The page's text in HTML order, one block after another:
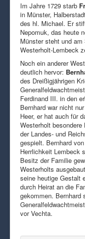
Im Jahre 1729 starb
in Münster,
des hl. Michael. Er
Nepomuk, das heute
Münster steht und
Westerholt-Lembeck
Noch ein anderer
deutlich hervor:
des Dreißigjährigen
Ferdinand III. in den
Bernhard war nicht
Heer, er hat auch für
Westerholt
der Landes- und
gespielt. Bernhard
Herrlichkeit Lembeck
Besitz der Familie
Westerholts
seine heutige Gestalt
durch Heirat an die
gekommen. Bernhard
vor Vechta.